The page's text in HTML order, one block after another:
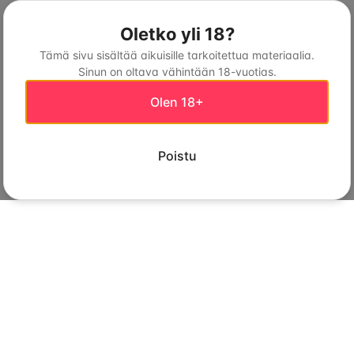
Oletko yli 18?
Tämä sivu sisältää aikuisille tarkoitettua materiaalia.
Sinun on oltava vähintään 18-vuotias.
Olen 18+
Poistu